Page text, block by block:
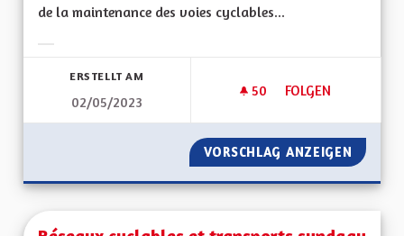
de la maintenance des voies cyclables...
ERSTELLT AM
02/05/2023
50 50 FOLLOWER
FOLGEN
FACILITER ET
VORSCHLAG ANZEIGEN